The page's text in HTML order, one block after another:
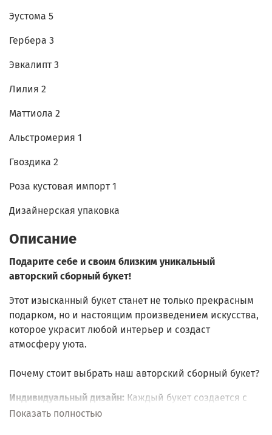
Эустома 5
Гербера 3
Эвкалипт 3
Лилия 2
Маттиола 2
Альстромерия 1
Гвоздика 2
Роза кустовая импорт 1
Дизайнерская упаковка
Описание
Подарите себе и своим близким уникальный
авторский сборный букет!
Этот изысканный букет станет не только прекрасным
подарком, но и настоящим произведением искусства,
которое украсит любой интерьер и создаст
атмосферу уюта.
Почему стоит выбрать наш авторский сборный букет?
Индивидуальный дизайн: Каждый букет создается с
любовью и вниманием к деталям. Мы учитываем ваши
Показать полностью